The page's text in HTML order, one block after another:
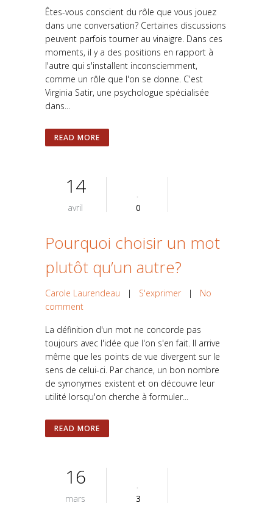
Êtes-vous conscient du rôle que vous jouez
dans une conversation? Certaines discussions
peuvent parfois tourner au vinaigre. Dans ces
moments, il y a des positions en rapport à
l'autre qui s'installent inconsciemment,
comme un rôle que l'on se donne. C'est
Virginia Satir, une psychologue spécialisée
dans...
READ MORE
14
avril 0
Pourquoi choisir un mot
plutôt qu’un autre?
Carole Laurendeau | S'exprimer | No
comment
La définition d'un mot ne concorde pas
toujours avec l'idée que l'on s'en fait. Il arrive
même que les points de vue divergent sur le
sens de celui-ci. Par chance, un bon nombre
de synonymes existent et on découvre leur
utilité lorsqu'on cherche à formuler...
READ MORE
16
mars 3